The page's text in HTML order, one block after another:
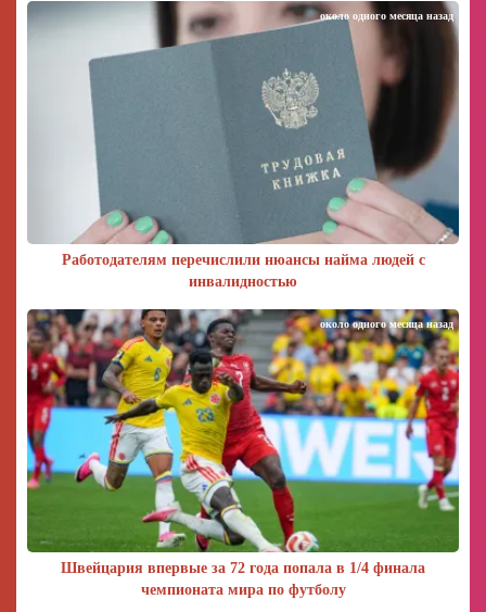
Работодателям перечислили нюансы найма людей с
инвалидностью
около одного месяца назад
Швейцария впервые за 72 года попала в 1/4 финала
чемпионата мира по футболу
около одного месяца назад